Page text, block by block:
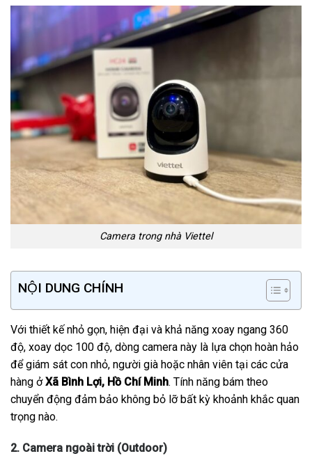
Camera trong nhà Viettel
NỘI DUNG CHÍNH
Với thiết kế nhỏ gọn, hiện đại và khả năng xoay ngang 360
độ, xoay dọc 100 độ, dòng camera này là lựa chọn hoàn hảo
để giám sát con nhỏ, người già hoặc nhân viên tại các cửa
hàng ởXã Bình Lợi, Hồ Chí Minh. Tính năng bám theo
chuyển động đảm bảo không bỏ lỡ bất kỳ khoảnh khắc quan
trọng nào.
2. Camera ngoài trời (Outdoor)